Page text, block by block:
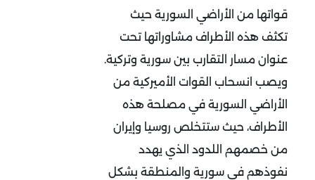
قواتها من الأراضي السورية حيث
تكثف هذه الأطراف مشاوراتها تحت
عنوان مسار التقارب بين سورية وتركية.
ويصب انسحاب القوات الأميركية من
الأراضي السورية في مصلحة هذه
الأطراف، حيث ستتخلص روسيا وإيران
من خصمهم اللدود الذي يهدد
نفوذهم في سورية والمنطقة بشكل